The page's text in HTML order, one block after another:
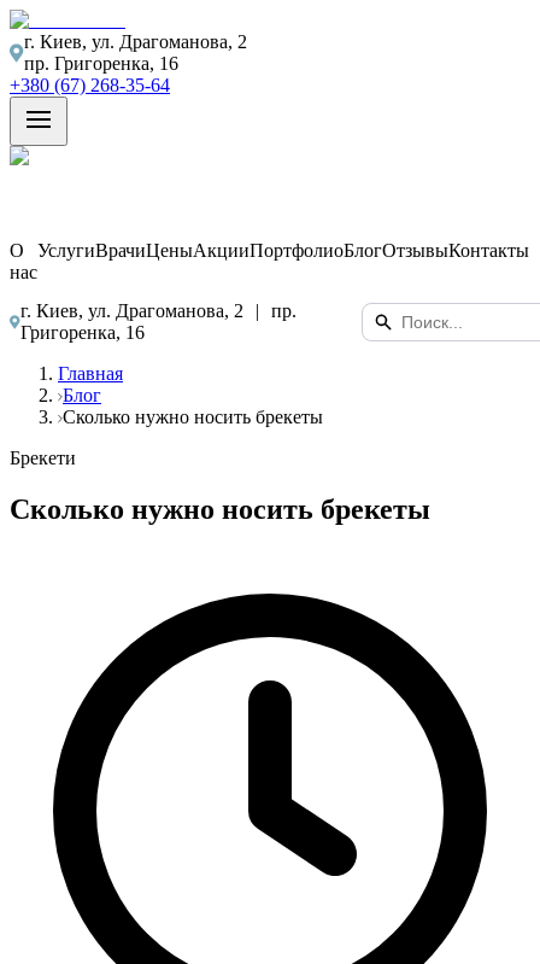
г. Киев, ул. Драгоманова, 2
пр. Григоренка, 16
+380 (67) 268-35-64
О
нас
УслугиВрачиЦеныАкцииПортфолиоБлогОтзывыКонтакты
г. Киев, ул. Драгоманова, 2 |
пр.
Григоренка, 16
Главная
Блог
Сколько нужно носить брекеты
Брекети
Сколько нужно носить брекеты